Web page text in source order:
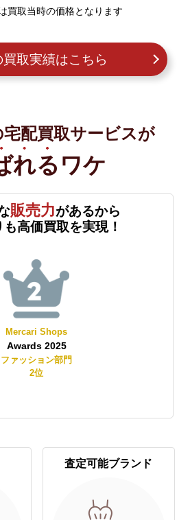
買取当時の価格となります
取実績はこちら
配買取サービスが
れる ワケ
販売力があるから
高価買取を実現！
Mercari Shops
Awards 2025
ファッション部門
2位
査定可能ブランド